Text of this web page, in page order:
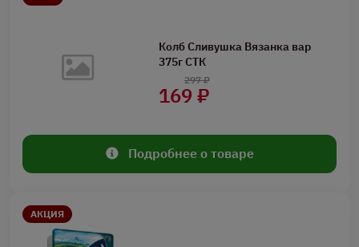
Колб Сливушка Вязанка вар
375г СТК
169 ₽
297 ₽
Подробнее о товаре
АКЦИЯ